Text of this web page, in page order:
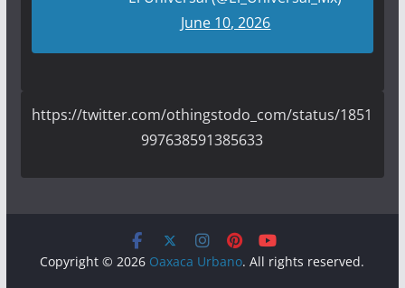
June 10, 2026
https://twitter.com/othingstodo_com/status/1851
997638591385633
Copyright © 2026 Oaxaca Urbano. All rights reserved.